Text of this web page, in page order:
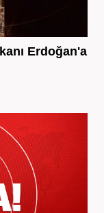
Erdoğan'a